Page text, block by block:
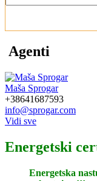
Agenti
Maša Sprogar
+38641687593
info@sprogar.com
Vidi sve
Energetski
Energetska